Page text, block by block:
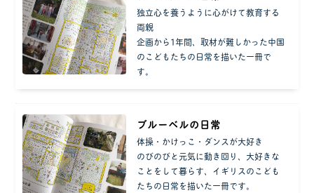
独立心を養うように心がけて教育する
両親
企画から1年間、取材が難しかった中国
のこどもたちの日常を描いた一冊で
す。
ブルーベルの日常
体操・かけっこ・ダンスが大好き
のびのびと元気に動き回り、大好きな
ことをして暮らす、イギリスのこども
たちの日常を描いた一冊です。